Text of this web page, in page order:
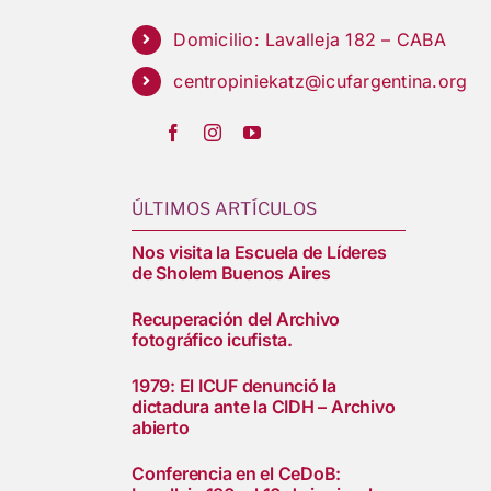
Domicilio: Lavalleja 182 – CABA
centropiniekatz@icufargentina.org
ÚLTIMOS ARTÍCULOS
Nos visita la Escuela de Líderes
de Sholem Buenos Aires
Recuperación del Archivo
fotográfico icufista.
1979: El ICUF denunció la
dictadura ante la CIDH – Archivo
abierto
Conferencia en el CeDoB: